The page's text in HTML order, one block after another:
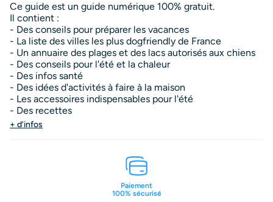
Ce guide est un guide numérique 100% gratuit.
Il contient :
- Des conseils pour préparer les vacances
- La liste des villes les plus dogfriendly de France
- Un annuaire des plages et des lacs autorisés aux chiens
- Des conseils pour l'été et la chaleur
- Des infos santé
- Des idées d'activités à faire à la maison
- Les accessoires indispensables pour l'été
- Des recettes
+ d’infos
Paiement
100% sécurisé